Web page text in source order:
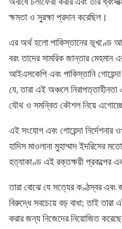
ক্ষমতা ও সুরক্ষা প্রদান করেছিল।
এর অর্থ হলো পাকিস্তানের ভূখণ্ডে
বরং তাদের সামরিক জান্তার মেহমান
আইএসকেপি এবং পাকিস্তানি
যে, তারা এই অঞ্চলে
যৌথ ও সমন্বিত কৌশল নিয়ে
এই সংযোগ এবং গোয়েন্দা নির্দেশনার
হাদিস মাওলানা মুহাম্মাদ ইদরিসের
হত্যাকাণ্ড এই রক্তক্ষয়ী প্রকল্পের
তারা বোঝে যে সত্যের কণ্ঠস্বর এবং
বিরুদ্ধে সবচেয়ে বড় বাধা; তাই
করার জন্য নিজেদের নিয়োজিত